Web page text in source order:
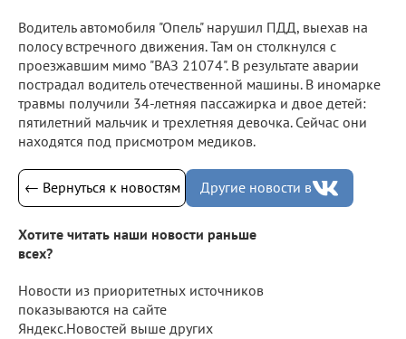
Водитель автомобиля "Опель" нарушил ПДД, выехав на
полосу встречного движения. Там он столкнулся с
проезжавшим мимо "ВАЗ 21074". В результате аварии
пострадал водитель отечественной машины. В иномарке
травмы получили 34-летняя пассажирка и двое детей:
пятилетний мальчик и трехлетняя девочка. Сейчас они
находятся под присмотром медиков.
← Вернуться к новостям Другие новости в
Хотите читать наши новости раньше
всех?
Новости из приоритетных источников
показываются на сайте
Яндекс.Новостей выше других